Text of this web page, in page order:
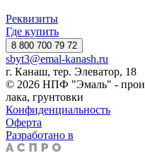
Реквизиты
Где купить
8 800 700 79 72
sbyt3@emal-kanash.ru
г. Канаш, тер. Элеватор, 18
© 2026 НПФ "Эмаль" -
лака, грунтовки
Конфиденциальность
Оферта
Разработано в